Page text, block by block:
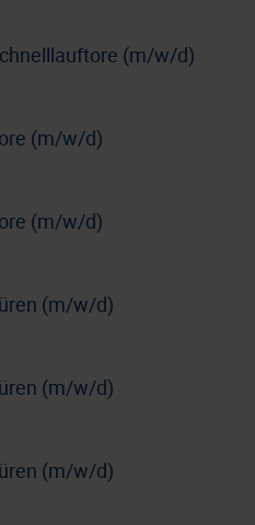
(m/w/d)
(m/w/d)
(m/w/d)
(m/w/d)
(m/w/d)
(m/w/d)